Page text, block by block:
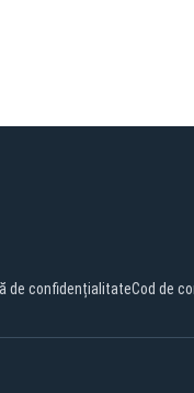
de confidențialitateCod de